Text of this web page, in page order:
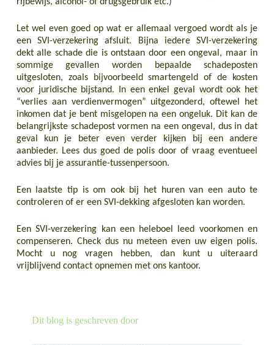
Let wel even goed op wat er allemaal vergoed wordt als je
een SVI-verzekering afsluit. Bijna iedere SVI-verzekering
dekt alle schade die is ontstaan door een ongeval, maar in
sommige gevallen worden bepaalde schadeposten
uitgesloten, zoals bijvoorbeeld smartengeld of de kosten
voor juridische bijstand. In een enkel geval wordt ook het
“verlies aan verdienvermogen” uitgezonderd, oftewel het
inkomen dat je bent misgelopen na een ongeluk. Dit kan de
belangrijkste schadepost vormen na een ongeval, dus in dat
geval kun je beter even verder kijken bij een andere
aanbieder. Lees dus goed de polis door of vraag eventueel
advies bij je assurantie-tussenpersoon.
Een laatste tip is om ook bij het huren van een auto te
controleren of er een SVI-dekking afgesloten kan worden.
Een SVI-verzekering kan een heleboel leed voorkomen en
compenseren. Check dus nu meteen even uw eigen polis.
Mocht u nog vragen hebben, dan kunt u uiteraard
vrijblijvend contact opnemen met ons kantoor.
Wat kost een letselschadeadvocaat?
Dit blog is geschreven door